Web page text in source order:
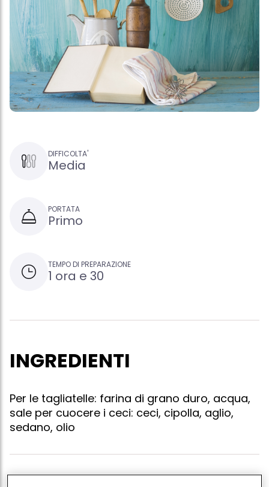
DIFFICOLTA'
Media
PORTATA
Primo
TEMPO DI PREPARAZIONE
1 ora e 30
INGREDIENTI
Per le tagliatelle: farina di grano duro, acqua,
sale per cuocere i ceci: ceci, cipolla, aglio,
sedano, olio